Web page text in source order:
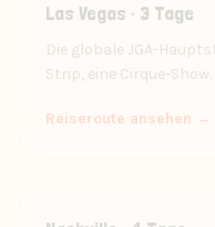
Las Vegas · 3 Tage
Die globale JGA-
Strip, eine Cirque-Show.
Reiseroute ansehen →